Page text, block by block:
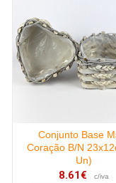
Conjunto Base
Coração B/N
Un)
8.61€ c/iva